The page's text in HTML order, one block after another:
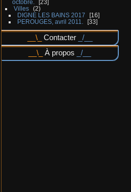
octobre.
23
Villes
2
DIGNE LES BAINS 2017
16
PEROUGES, avril 2011.
33
Contacter
À propos